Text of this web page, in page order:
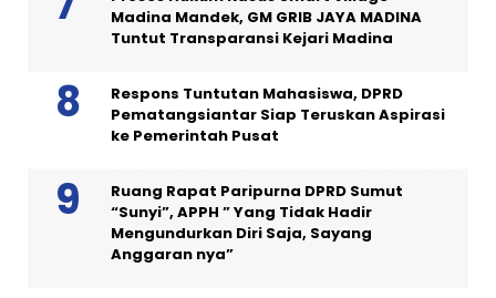
Madina Mandek, GM GRIB JAYA MADINA
Tuntut Transparansi Kejari Madina
Respons Tuntutan Mahasiswa, DPRD
Pematangsiantar Siap Teruskan Aspirasi
ke Pemerintah Pusat
Ruang Rapat Paripurna DPRD Sumut
“Sunyi”, APPH ” Yang Tidak Hadir
Mengundurkan Diri Saja, Sayang
Anggaran nya”